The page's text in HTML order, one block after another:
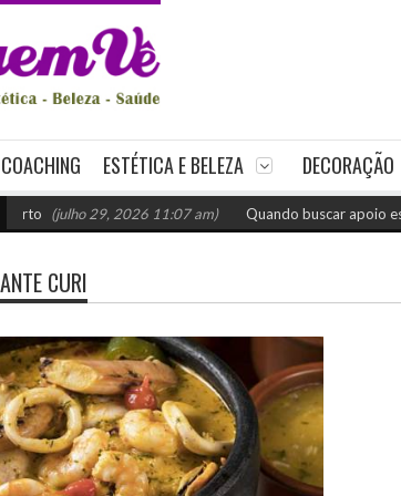
COACHING ESTÉTICA E BELEZA DECORAÇÃO
(julho 29, 2026 11:07 am) Quando buscar apoio
CURI